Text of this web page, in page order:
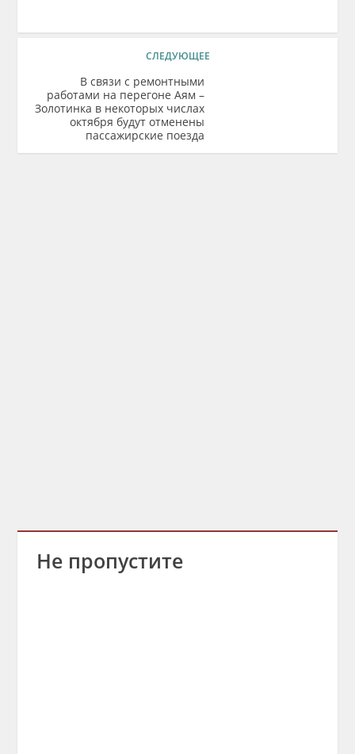
СЛЕДУЮЩЕЕ
В связи с ремонтными
работами на перегоне Аям –
Золотинка в некоторых числах
октября будут отменены
пассажирские поезда
Не пропустите